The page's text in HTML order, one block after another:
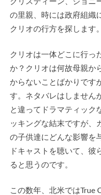
の里親、時には政府組織
クリオの行方を探します。
クリオは一体どこに行っ
か？クリオは何故母親か
からないことばかりです
す。ネタバレはしません
と違ってドラマティック
ッキングな結末ですが、
の子供達にどんな影響を
ドキャストを聴いて、彼
ると思うのです。
この数年、北米ではTrue